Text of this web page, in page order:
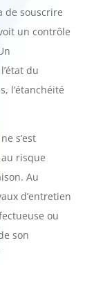
de souscrire
un contrôle
du
l’étanchéité
s’est
risque
Au
d’entretien
ou
son